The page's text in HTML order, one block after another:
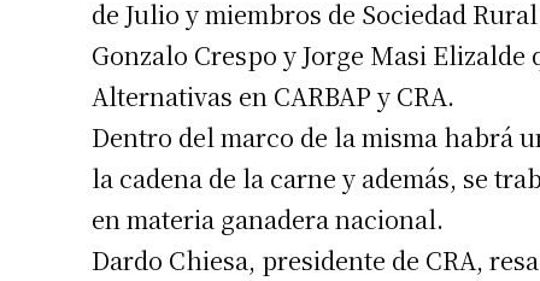
de Julio y miembros de Sociedad
Gonzalo Crespo y Jorge Masi
Alternativas en CARBAP y CRA.
Dentro del marco de la misma habrá
la cadena de la carne y además, se
en materia ganadera nacional.
Dardo Chiesa, presidente de CRA,